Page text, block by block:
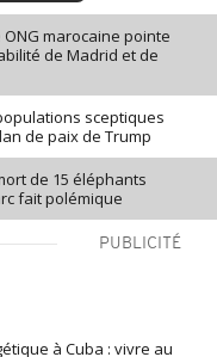
ONG marocaine pointe
de Madrid et de
sceptiques
de paix de Trump
de 15 éléphants
fait polémique
PUBLICITÉ
à Cuba : vivre au